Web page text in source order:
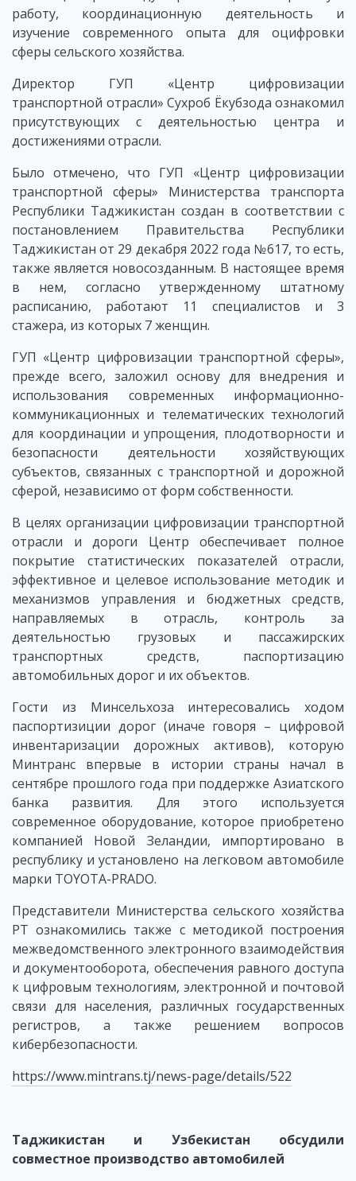
работу, координационную деятельность и
изучение современного опыта для оцифровки
сферы сельского хозяйства.
Директор ГУП «Центр цифровизации
транспортной отрасли» Сухроб Ёкубзода ознакомил
присутствующих с деятельностью центра и
достижениями отрасли.
Было отмечено, что ГУП «Центр цифровизации
транспортной сферы» Министерства транспорта
Республики Таджикистан создан в соответствии с
постановлением Правительства Республики
Таджикистан от 29 декабря 2022 года №617, то есть,
также является новосозданным. В настоящее время
в нем, согласно утвержденному штатному
расписанию, работают 11 специалистов и 3
стажера, из которых 7 женщин.
ГУП «Центр цифровизации транспортной сферы»,
прежде всего, заложил основу для внедрения и
использования современных информационно-
коммуникационных и телематических технологий
для координации и упрощения, плодотворности и
безопасности деятельности хозяйствующих
субъектов, связанных с транспортной и дорожной
сферой, независимо от форм собственности.
В целях организации цифровизации транспортной
отрасли и дороги Центр обеспечивает полное
покрытие статистических показателей отрасли,
эффективное и целевое использование методик и
механизмов управления и бюджетных средств,
направляемых в отрасль, контроль за
деятельностью грузовых и пассажирских
транспортных средств, паспортизацию
автомобильных дорог и их объектов.
Гости из Минсельхоза интересовались ходом
паспортизиции дорог (иначе говоря – цифровой
инвентаризации дорожных активов), которую
Минтранс впервые в истории страны начал в
сентябре прошлого года при поддержке Азиатского
банка развития. Для этого используется
современное оборудование, которое приобретено
компанией Новой Зеландии, импортировано в
республику и установлено на легковом автомобиле
марки TOYOTA-PRADO.
Представители Министерства сельского хозяйства
РТ ознакомились также с методикой построения
межведомственного электронного взаимодействия
и документооборота, обеспечения равного доступа
к цифровым технологиям, электронной и почтовой
связи для населения, различных государственных
регистров, а также решением вопросов
кибербезопасности.
https://www.mintrans.tj/news-page/details/522
Таджикистан и Узбекистан обсудили
совместное производство автомобилей